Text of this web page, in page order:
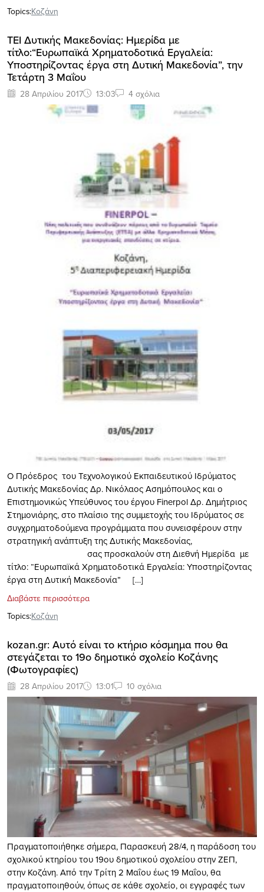
Topics:Κοζάνη
TEI Δυτικής Μακεδονίας: Ημερίδα με
τίτλο:“Ευρωπαϊκά Χρηματοδοτικά Εργαλεία:
Υποστηρίζοντας έργα στη Δυτική Μακεδονία”, την
Τετάρτη 3 Μαΐου
28 Απριλίου 2017 13:03 4 σχόλια
Ο Πρόεδρος του Τεχνολογικού Εκπαιδευτικού Ιδρύματος
Δυτικής Μακεδονίας Δρ. Νικόλαος Ασημόπουλος και ο
Επιστημονικώς Υπεύθυνος του έργου Finerpol Δρ. Δημήτριος
Στημονιάρης, στο πλαίσιο της συμμετοχής του Ιδρύματος σε
συγχρηματοδούμενα προγράμματα που συνεισφέρουν στην
στρατηγική ανάπτυξη της Δυτικής Μακεδονίας,
σας προσκαλούν στη Διεθνή Ημερίδα με
τίτλο: “Ευρωπαϊκά Χρηματοδοτικά Εργαλεία: Υποστηρίζοντας
έργα στη Δυτική Μακεδονία” […]
Διαβάστε περισσότερα
Topics:Κοζάνη
kozan.gr: Αυτό είναι το κτήριο κόσμημα που θα
στεγάζεται το 19ο δημοτικό σχολείο Κοζάνης
(Φωτογραφίες)
28 Απριλίου 2017 13:01 10 σχόλια
Πραγματοποιήθηκε σήμερα, Παρασκευή 28/4, η παράδοση του
σχολικού κτηρίου του 19ου δημοτικού σχολείου στην ΖΕΠ,
στην Κοζάνη. Από την Τρίτη 2 Μαΐου έως 19 Μαΐου, θα
πραγματοποιηθούν, όπως σε κάθε σχολείο, οι εγγραφές των